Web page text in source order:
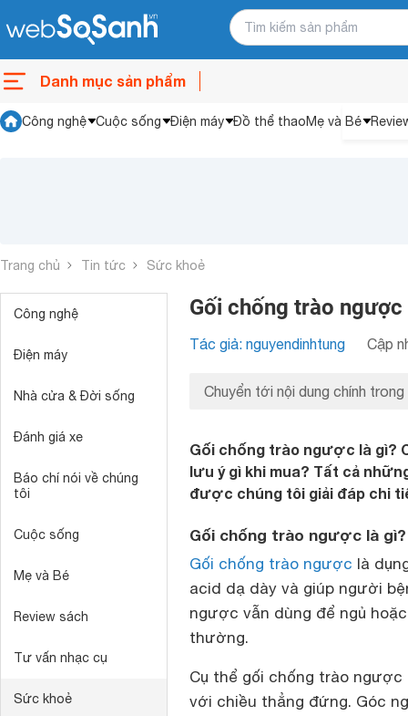
Danh mục sản phẩm
Công nghệ Cuộc sống Điện máy Đồ thể thaoMẹ và Bé
Trang chủ Tin tức Sức khoẻ
Công nghệ
Điện máy
Nhà cửa & Đời sống
Đánh giá xe
Báo chí nói về chúng
tôi
Cuộc sống
Mẹ và Bé
Review sách
Tư vấn nhạc cụ
Sức khoẻ
Gối chống trào
Tác giả: nguyendinhtung Cập
Chuyển tới nội dung chính trong
Gối chống trào ngược là gì?
lưu ý gì khi mua? Tất cả
được chúng tôi giải đáp chi
Gối chống trào ngược là gì?
Gối chống trào ngược là
acid dạ dày và giúp người
ngược vẫn dùng để ngủ
thường.
Cụ thể gối chống trào ngược
với chiều thẳng đứng. Góc